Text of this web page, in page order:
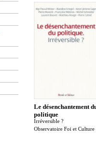
Le désenchantement
politique
Irréversible ?
Observatoire Foi et Culture